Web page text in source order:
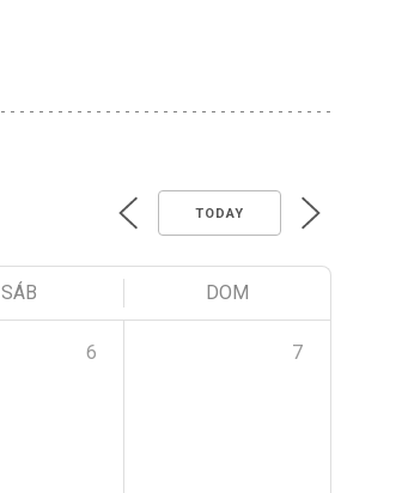
TODAY
SÁB DOM
6 7